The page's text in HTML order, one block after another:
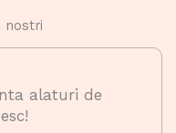
nostri
alaturi de